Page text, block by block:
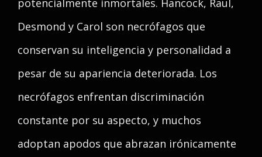
potencialmente inmortales. Hancock, Raul,
Desmond y Carol son necrófagos que
conservan su inteligencia y personalidad a
pesar de su apariencia deteriorada. Los
necrófagos enfrentan discriminación
constante por su aspecto, y muchos
adoptan apodos que abrazan irónicamente